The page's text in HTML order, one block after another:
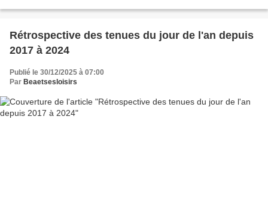
Rétrospective des tenues du jour de l'an depuis
2017 à 2024
Publié le 30/12/2025 à 07:00
Par Beaetsesloisirs